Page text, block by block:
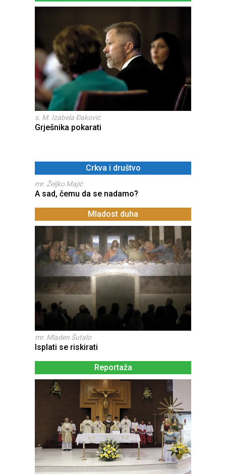
s. M. Izabela Đaković
Grješnika pokarati
Crkva i društvo
mr. Željko Majić
A sad, čemu da se nadamo?
Mladost duha
mr. Mladen Šutalo
Isplati se riskirati
Reportaža